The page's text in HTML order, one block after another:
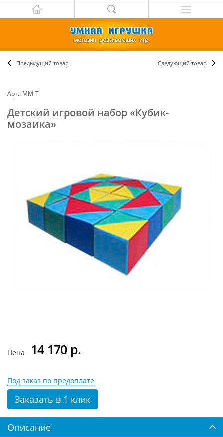
Предыдущий товар Следующий товар
Арт.: ММ-Т
Детский игровой набор «Кубик-
мозаика»
Цена 14 170 р.
Под заказ по предоплате
Заказать в 1 клик
Описание